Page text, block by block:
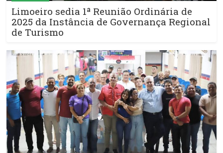
Limoeiro sedia 1ª Reunião Ordinária de
2025 da Instância de Governança Regional
de Turismo